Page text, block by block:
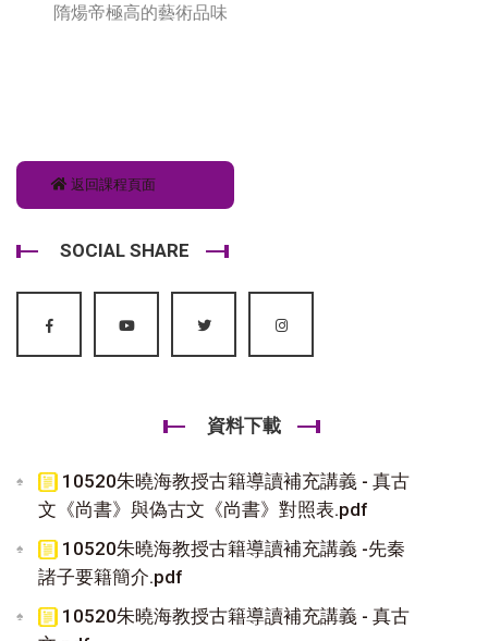
隋煬帝極高的藝術品味
返回課程頁面
SOCIAL SHARE
資料下載
10520朱曉海教授古籍導讀補充講義 - 真古
文《尚書》與偽古文《尚書》對照表.pdf
10520朱曉海教授古籍導讀補充講義 -先秦
諸子要籍簡介.pdf
10520朱曉海教授古籍導讀補充講義 - 真古